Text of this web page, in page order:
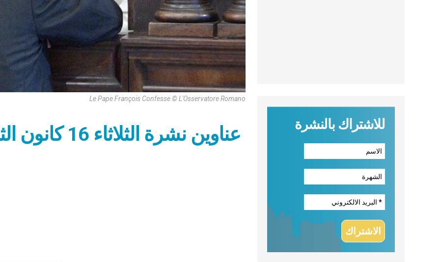
Le Pape François Confesse © L'Osservatore Romano
عناوين نشرة الثلاثاء 16 كانون الثاني 2024: اغفروا للجميع للاشتراك بالنشرة